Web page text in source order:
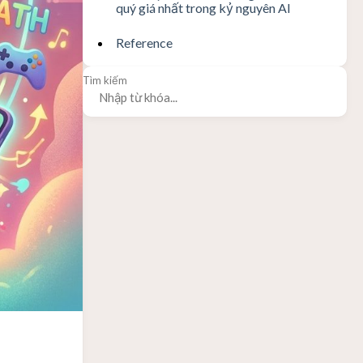
quý giá nhất trong kỷ nguyên AI
Reference
Tìm kiếm